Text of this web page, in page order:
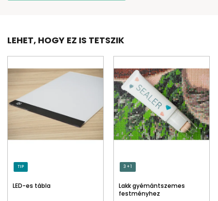
LEHET, HOGY EZ IS TETSZIK
TIP
LED-es tábla
3 + 1
Lakk gyémántszemes
festményhez